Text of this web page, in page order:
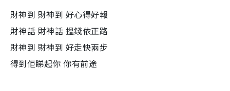
財神到 財神到 好心得好報
財神話 財神話 搵錢依正路
財神到 財神到 好走快兩步
得到佢睇起你 你有前途